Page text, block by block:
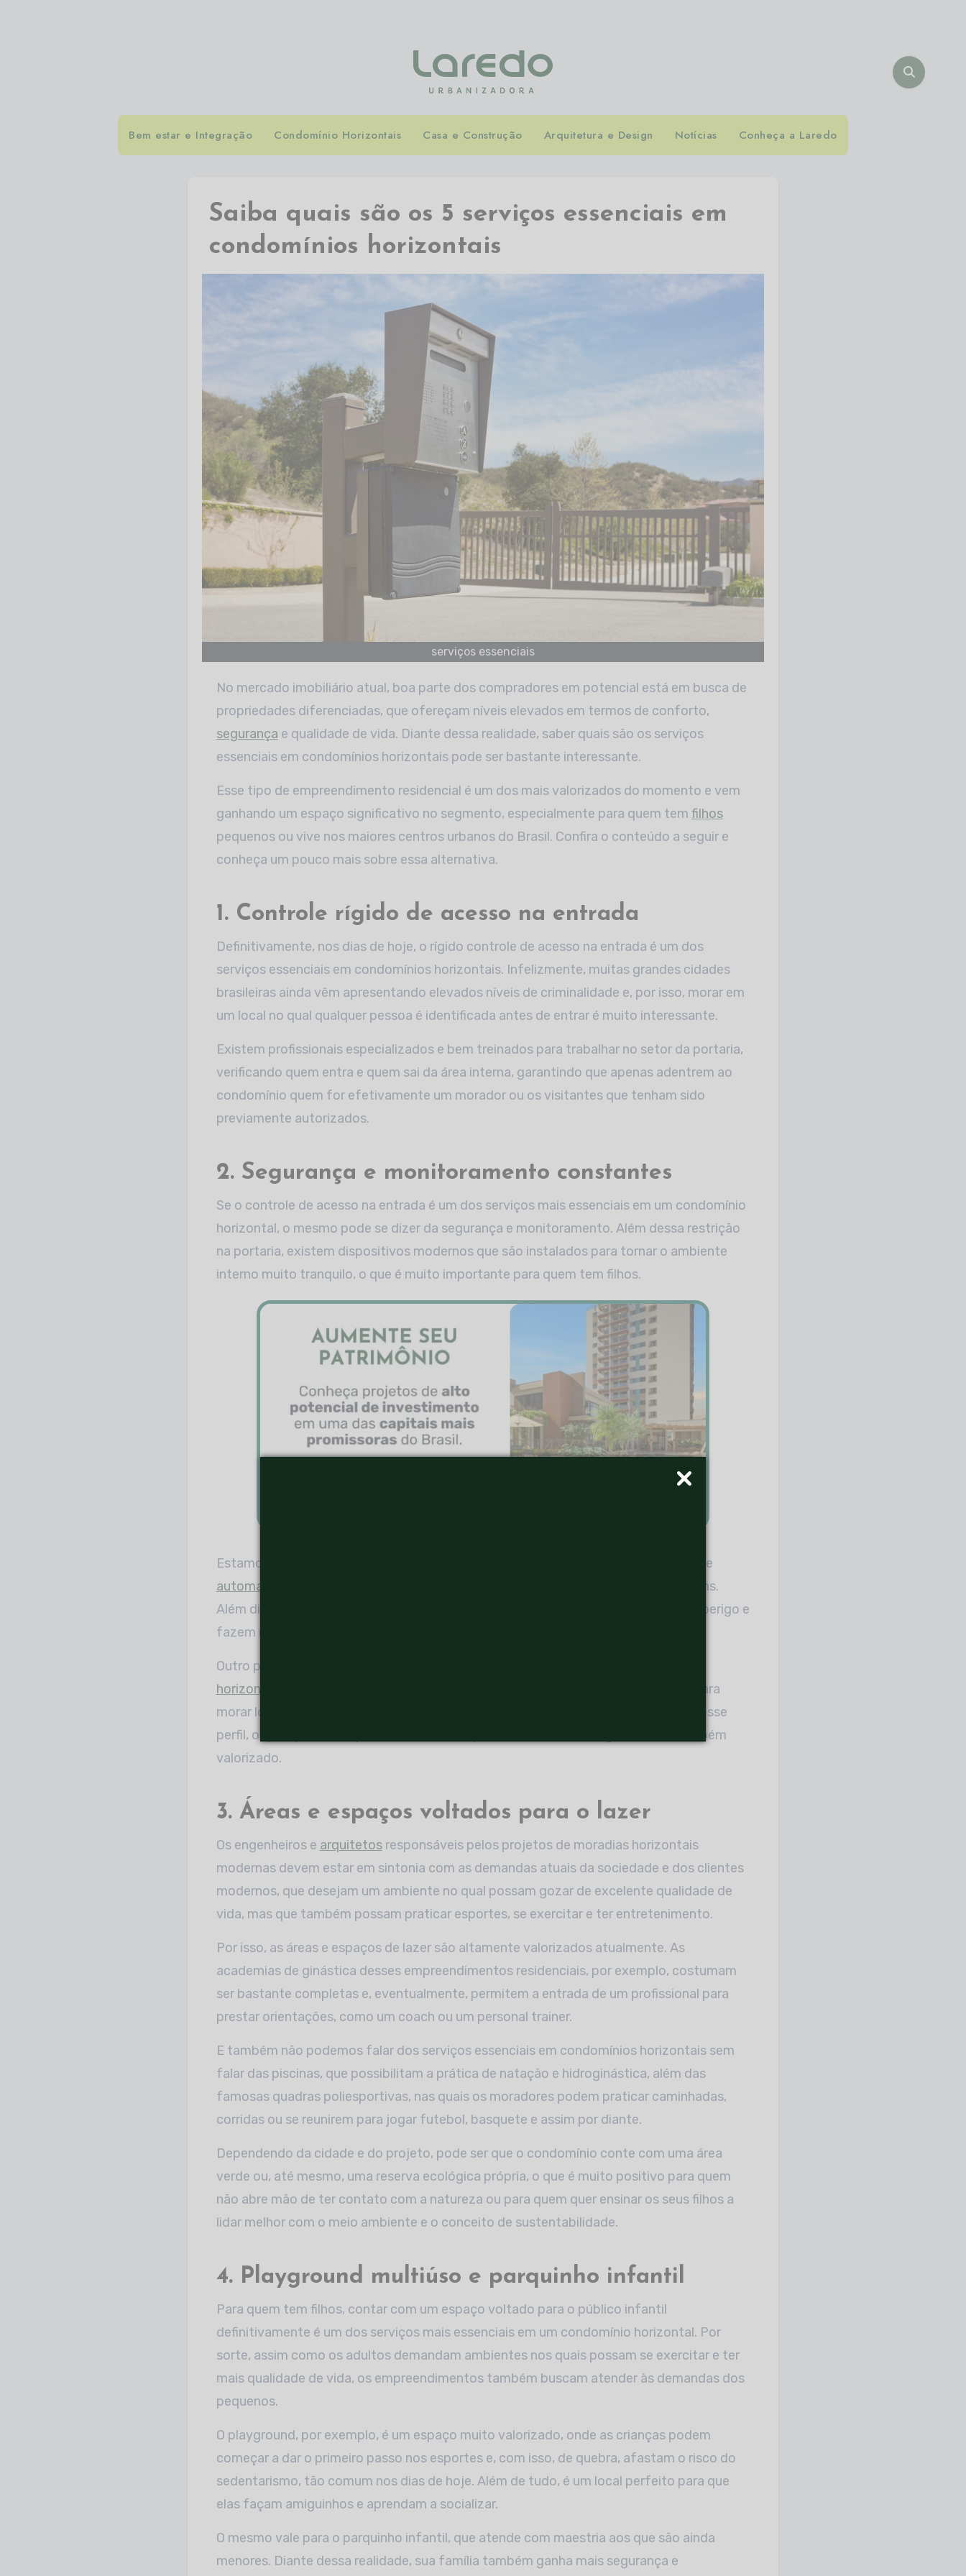
Bem estar e Integração Condomínio Horizontais Casa e Construção Arquitetura e Design Notícias Conheça a Laredo
Saiba quais são os 5 serviços essenciais em
condomínios horizontais
serviços essenciais
No mercado imobiliário atual, boa parte dos compradores em potencial está em busca de
propriedades diferenciadas, que ofereçam níveis elevados em termos de conforto,
segurança e qualidade de vida. Diante dessa realidade, saber quais são os serviços
essenciais em condomínios horizontais pode ser bastante interessante.
Esse tipo de empreendimento residencial é um dos mais valorizados do momento e vem
ganhando um espaço significativo no segmento, especialmente para quem tem filhos
pequenos ou vive nos maiores centros urbanos do Brasil. Confira o conteúdo a seguir e
conheça um pouco mais sobre essa alternativa.
1. Controle rígido de acesso na entrada
Definitivamente, nos dias de hoje, o rígido controle de acesso na entrada é um dos
serviços essenciais em condomínios horizontais. Infelizmente, muitas grandes cidades
brasileiras ainda vêm apresentando elevados níveis de criminalidade e, por isso, morar em
um local no qual qualquer pessoa é identificada antes de entrar é muito interessante.
Existem profissionais especializados e bem treinados para trabalhar no setor da portaria,
verificando quem entra e quem sai da área interna, garantindo que apenas adentrem ao
condomínio quem for efetivamente um morador ou os visitantes que tenham sido
previamente autorizados.
2. Segurança e monitoramento constantes
Se o controle de acesso na entrada é um dos serviços mais essenciais em um condomínio
horizontal, o mesmo pode se dizer da segurança e monitoramento. Além dessa restrição
na portaria, existem dispositivos modernos que são instalados para tornar o ambiente
interno muito tranquilo, o que é muito importante para quem tem filhos.
Estamos falando, por exemplo, de câmeras instaladas em pontos estratégicos e de
automação
em vigilância, com uma central na qual os porteiros recebem as imagens.
Além disso, os funcionários são muito bem treinados para enfrentar situações de perigo e
fazem rondas no local, garantindo que nada esteja incomodando os habitantes.
Outro ponto positivo é que, em linhas gerais, os moradores de um
horizontal
de alto padrão estão pensando em comprar a sua unidade e construir para
morar logo. No próprio processo de aquisição a empresa responsável já identifica esse
perfil, o que ajuda não apenas a deixar o empreendimento mais seguro, como também
valorizado.
3. Áreas e espaços voltados para o lazer
Os engenheiros e arquitetosresponsáveis pelos projetos de moradias horizontais
modernas devem estar em sintonia com as demandas atuais da sociedade e dos clientes
modernos, que desejam um ambiente no qual possam gozar de excelente qualidade de
vida, mas que também possam praticar esportes, se exercitar e ter entretenimento.
Por isso, as áreas e espaços de lazer são altamente valorizados atualmente. As
academias de ginástica desses empreendimentos residenciais, por exemplo, costumam
ser bastante completas e, eventualmente, permitem a entrada de um profissional para
prestar orientações, como um coach ou um personal trainer.
E também não podemos falar dos serviços essenciais em condomínios horizontais sem
falar das piscinas, que possibilitam a prática de natação e hidroginástica, além das
famosas quadras poliesportivas, nas quais os moradores podem praticar caminhadas,
corridas ou se reunirem para jogar futebol, basquete e assim por diante.
Dependendo da cidade e do projeto, pode ser que o condomínio conte com uma área
verde ou, até mesmo, uma reserva ecológica própria, o que é muito positivo para quem
não abre mão de ter contato com a natureza ou para quem quer ensinar os seus filhos a
lidar melhor com o meio ambiente e o conceito de sustentabilidade.
4. Playground multiúso e parquinho infantil
Para quem tem filhos, contar com um espaço voltado para o público infantil
definitivamente é um dos serviços mais essenciais em um condomínio horizontal. Por
sorte, assim como os adultos demandam ambientes nos quais possam se exercitar e ter
mais qualidade de vida, os empreendimentos também buscam atender às demandas dos
pequenos.
O playground, por exemplo, é um espaço muito valorizado, onde as crianças podem
começar a dar o primeiro passo nos esportes e, com isso, de quebra, afastam o risco do
sedentarismo, tão comum nos dias de hoje. Além de tudo, é um local perfeito para que
elas façam amiguinhos e aprendam a socializar.
O mesmo vale para o parquinho infantil, que atende com maestria aos que são ainda
menores. Diante dessa realidade, sua família também ganha mais segurança e